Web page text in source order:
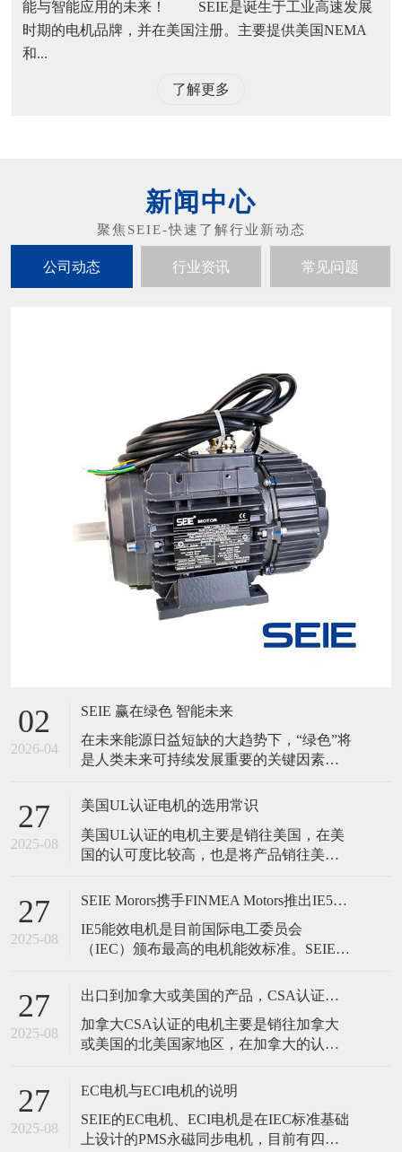
能与智能应用的未来！ SEIE是诞生于工业高速发展
时期的电机品牌，并在美国注册。主要提供美国NEMA
和...
了解更多
新闻中心
公司动态 行业资讯 常见问题
02
2026-04
SEIE 赢在绿色 智能未来
在未来能源日益短缺的大趋势下，“绿色”将
是人类未来可持续发展重要的关键因素。
伴随人类走向更远的星空。 SEIE应势而动
未来！ 我们持续将电机能效进一步提升，
突破IE5能效标准，实现达到IE6能效标准，
27
2025-08
美国UL认证电机的选用常识
美国UL认证的电机主要是销往美国，在美
国的认可度比较高，也是将产品销往美国
电机，需要注意以下几点： 1，UL电机的
单相电机、永磁同步电机等等，认证备案
规格中一般都有体现。 2，UL电机的认证
27
2025-08
SEIE Morors携手FINMEA Motors推出IE5能效永磁ECI电机
IE5能效电机是目前国际电工委员会
（IEC）颁布最高的电机能效标准。SEIE和
ECI电机，能够帮客户实现节能减排和实现
产品的智能控制，同时部分产品通过了美
国UL和ETL认证，以及欧盟CE认证，可以
帮助客户实现全球销售的目标。IE5能效永
27
2025-08
出口到加拿大或美国的产品，CSA认证电机的选用
加拿大CSA认证的电机主要是销往加拿大
或美国的北美国家地区，在加拿大的认可
不如UL认证权威。但是CSA认证的电机产
接受范围大是CSA认证相比情况下的一种
优势。如何选择加拿大CSA的认证电机，
27
2025-08
EC电机与ECI电机的说明
SEIE的EC电机、ECI电机是在IEC标准基础
上设计的PMS永磁同步电机，目前有四种